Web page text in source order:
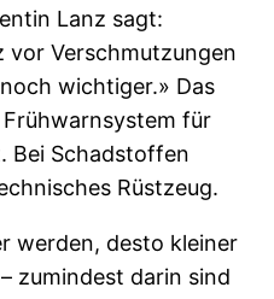
Lanz sagt:
vor Verschmutzungen
wichtiger.» Das
für
Bei Schadstoffen
Rüstzeug.
werden, desto kleiner
zumindest darin sind